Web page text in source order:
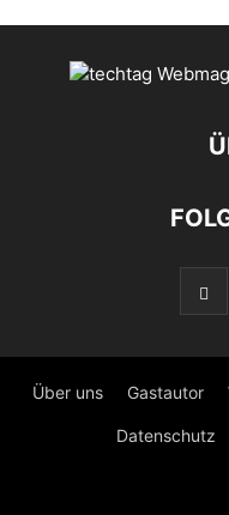
Über uns Gastautor
Datenschutz